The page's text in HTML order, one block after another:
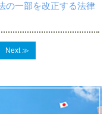
の一部を改正する法律
Next ≫